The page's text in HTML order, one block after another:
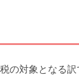
の対象となる訳